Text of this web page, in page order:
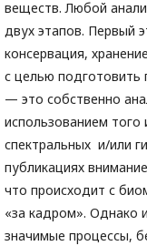
веществ. Любой
двух этапов. Первый
консервация,
с целью подготовить
— это собственно
использованием того
спектральных и/или
публикациях
что происходит с
«за кадром». Однако
значимые процессы,